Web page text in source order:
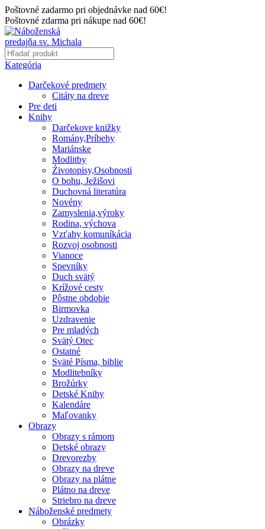
Poštovné zadarmo pri objednávke nad 60€!
Poštovné zdarma pri nákupe nad 60€!
Kategória
Darčekové predmety
Citáty na dreve
Pre deti
Knihy
Darčekove knižky
Romány,Príbehy
Mariánske
Modlitby
Źivotopisy,Osobnosti
O bohu, Ježišovi
Duchovná literatúra
Novény
Zamyslenia,výroky
Rodina, výchova
Vzťahy komuníkácia
Rozvoj osobnosti
Vianoce
Spevníky
Duch svätý
Krížové cesty
Pôstne obdobie
Birmovka
Uzdravenie
Pre mladých
Svätý Otec
Ostatné
Sväté Písma, biblie
Modlitebníky
Brožúrky
Detské Knihy
Kalendáre
Maľovanky
Obrazy
Obrazy s rámom
Detské obrazy
Drevorezby
Obrazy na dreve
Obrazy na plátne
Plátno na dreve
Striebro na dreve
Náboženské predmety
Obrázky